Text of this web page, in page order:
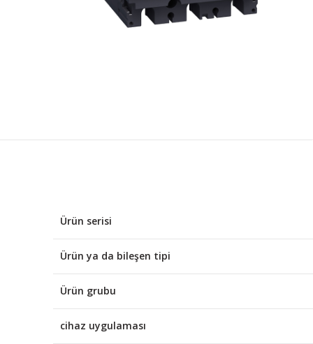
Ürün serisi
Ürün ya da bileşen tipi
Ürün grubu
cihaz uygulaması